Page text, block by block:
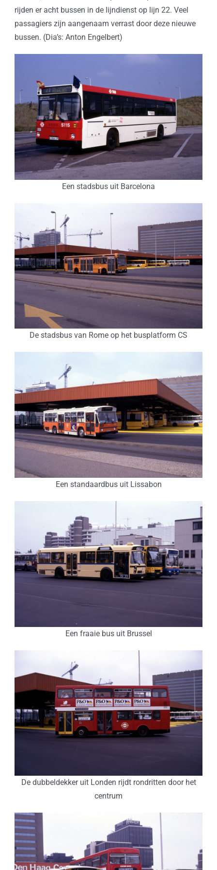
rijden er acht bussen in de lijndienst op lijn 22. Veel
passagiers zijn aangenaam verrast door deze nieuwe
bussen. (Dia’s: Anton Engelbert)
Een stadsbus uit Barcelona
De stadsbus van Rome op het busplatform CS
Een standaardbus uit Lissabon
Een fraaie bus uit Brussel
De dubbeldekker uit Londen rijdt rondritten door het
centrum